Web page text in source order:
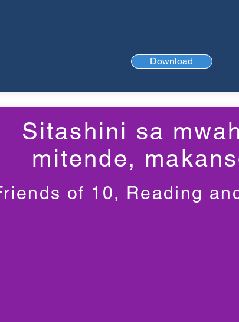
Download
Sitashini sa
mitende,
of 10, Reading